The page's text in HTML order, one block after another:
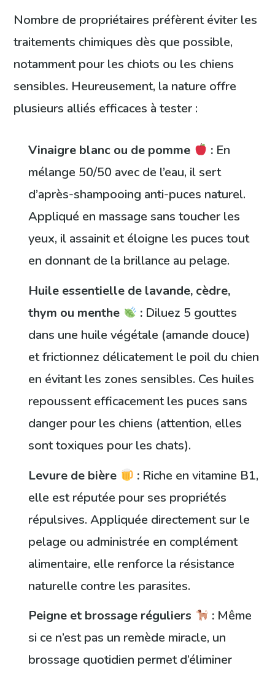
Nombre de propriétaires préfèrent éviter les
traitements chimiques dès que possible,
notamment pour les chiots ou les chiens
sensibles. Heureusement, la nature offre
plusieurs alliés efficaces à tester :
Vinaigre blanc ou de pomme : En
mélange 50/50 avec de l’eau, il sert
d’après-shampooing anti-puces naturel.
Appliqué en massage sans toucher les
yeux, il assainit et éloigne les puces tout
en donnant de la brillance au pelage.
Huile essentielle de lavande, cèdre,
thym ou menthe
: Diluez 5 gouttes
dans une huile végétale (amande douce)
et frictionnez délicatement le poil du chien
en évitant les zones sensibles. Ces huiles
repoussent efficacement les puces sans
danger pour les chiens (attention, elles
sont toxiques pour les chats).
Levure de bière
: Riche en vitamine B1,
elle est réputée pour ses propriétés
répulsives. Appliquée directement sur le
pelage ou administrée en complément
alimentaire, elle renforce la résistance
naturelle contre les parasites.
Peigne et brossage réguliers
: Même
si ce n’est pas un remède miracle, un
brossage quotidien permet d’éliminer